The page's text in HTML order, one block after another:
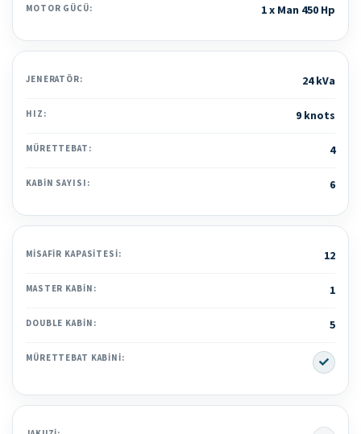
MOTOR GÜCÜ: 1 x Man 450 Hp
JENERATÖR: 24 kVa
HIZ: 9 knots
MÜRETTEBAT: 4
KABIN SAYISI: 6
MISAFIR KAPASITESI: 12
MASTER KABIN: 1
DOUBLE KABIN: 5
MÜRETTEBAT KABINI: Yes